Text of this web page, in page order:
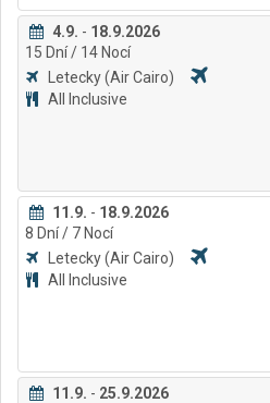
4.9. - 18.9.2026
15 Dní/ 14 Nocí
Letecky(Air Cairo)
All Inclusive
11.9. - 18.9.2026
8 Dní/ 7 Nocí
Letecky(Air Cairo)
All Inclusive
11.9. - 25.9.2026